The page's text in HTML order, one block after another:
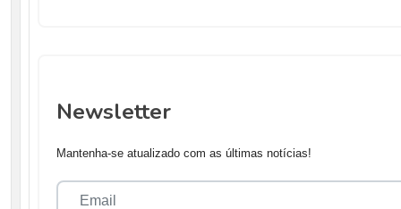
Newsletter
Mantenha-se atualizado com as últimas notícias!